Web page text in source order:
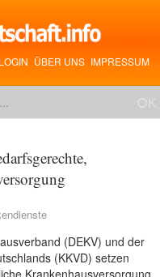
LOGIN ÜBER UNS IMPRESSUM
(DEKV) und der
(KKVD) setzen
Krankenhausversorgung